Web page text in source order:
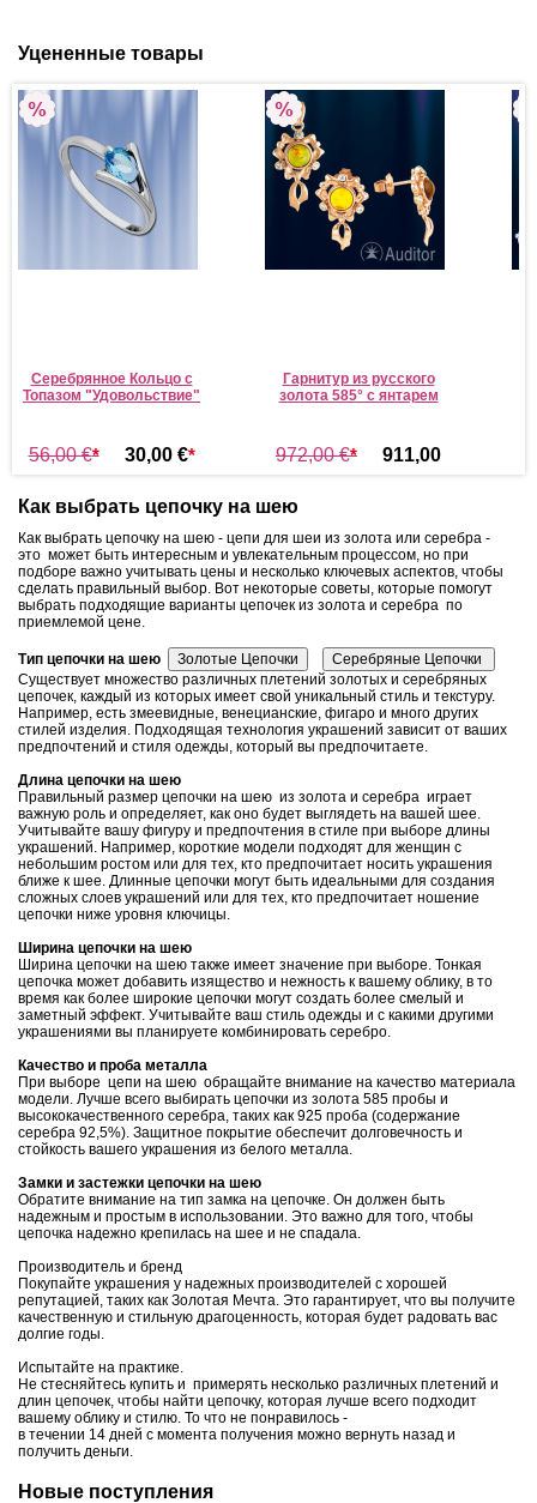
Уцененные товары
Серебрянное Кольцо с
Топазом "Удовольствие"
56,00 €* 30,00 €*
Гарнитур из русского
золота 585° с янтарем
972,00 €*
911,00
Как выбрать цепочку на шею
Как выбрать цепочку на шею - цепи для шеи из золота или серебра -
это может быть интересным и увлекательным процессом, но при
подборе важно учитывать цены и несколько ключевых аспектов, чтобы
сделать правильный выбор. Вот некоторые советы, которые помогут
выбрать подходящие варианты цепочек из золота и серебра по
приемлемой цене.
Тип цепочки на шею
Существует множество различных плетений золотых и серебряных
цепочек, каждый из которых имеет свой уникальный стиль и текстуру.
Например, есть змеевидные, венецианские, фигаро и много других
стилей изделия. Подходящая технология украшений зависит от ваших
предпочтений и стиля одежды, который вы предпочитаете.
Длина цепочки на шею
Правильный размер цепочки на шею из золота и серебра играет
важную роль и определяет, как оно будет выглядеть на вашей шее.
Учитывайте вашу фигуру и предпочтения в стиле при выборе длины
украшений. Например, короткие модели подходят для женщин с
небольшим ростом или для тех, кто предпочитает носить украшения
ближе к шее. Длинные цепочки могут быть идеальными для создания
сложных слоев украшений или для тех, кто предпочитает ношение
цепочки ниже уровня ключицы.
Ширина цепочки на шею
Ширина цепочки на шею также имеет значение при выборе. Тонкая
цепочка может добавить изящество и нежность к вашему облику, в то
время как более широкие цепочки могут создать более смелый и
заметный эффект. Учитывайте ваш стиль одежды и с какими другими
украшениями вы планируете комбинировать серебро.
Качество и проба металла
При выборе цепи на шею обращайте внимание на качество материала
модели. Лучше всего выбирать цепочки из золота 585 пробы и
высококачественного серебра, таких как 925 проба (содержание
серебра 92,5%). Защитное покрытие обеспечит долговечность и
стойкость вашего украшения из белого металла.
Замки и застежки цепочки на шею
Обратите внимание на тип замка на цепочке. Он должен быть
надежным и простым в использовании. Это важно для того, чтобы
цепочка надежно крепилась на шее и не спадала.
Производитель и бренд
Покупайте украшения у надежных производителей с хорошей
репутацией, таких как Золотая Мечта. Это гарантирует, что вы получите
качественную и стильную драгоценность, которая будет радовать вас
долгие годы.
Испытайте на практике.
Не стесняйтесь купить и примерять несколько различных плетений и
длин цепочек, чтобы найти цепочку, которая лучше всего подходит
вашему облику и стилю. То что не понравилось -
в течении 14 дней с момента получения можно вернуть назад и
получить деньги.
Новые поступления